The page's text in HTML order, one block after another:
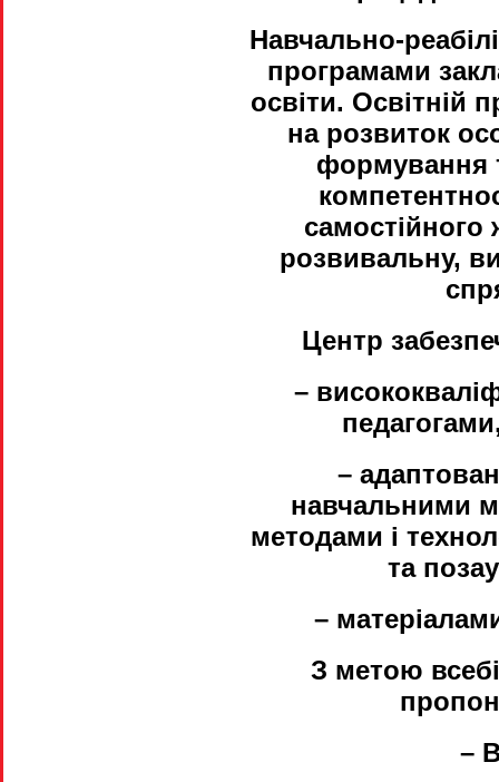
Навчально-
програмами
освіти. Освітній
на розвиток
формування
самостійного
розвивальну,
Центр
–
–
навчальними
методами і
та
–
З метою
–